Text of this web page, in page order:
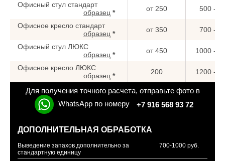
Офисный стул стандарт
образец * от 250 500 -
Офисное кресло стандарт
образец * от 350 700 -
Офисный стул ЛЮКС
образец * от 450 1000 -
Офисное кресло ЛЮКС
образец * 200 1200 -
Для получения точного расчета, отправьте фото в
WhatsApp по номеру
+7 916 568 93 72
ДОПОЛНИТЕЛЬНАЯ ОБРАБОТКА
Выведение запахов дополнительно за
стандартную единицу
700-1000 руб.